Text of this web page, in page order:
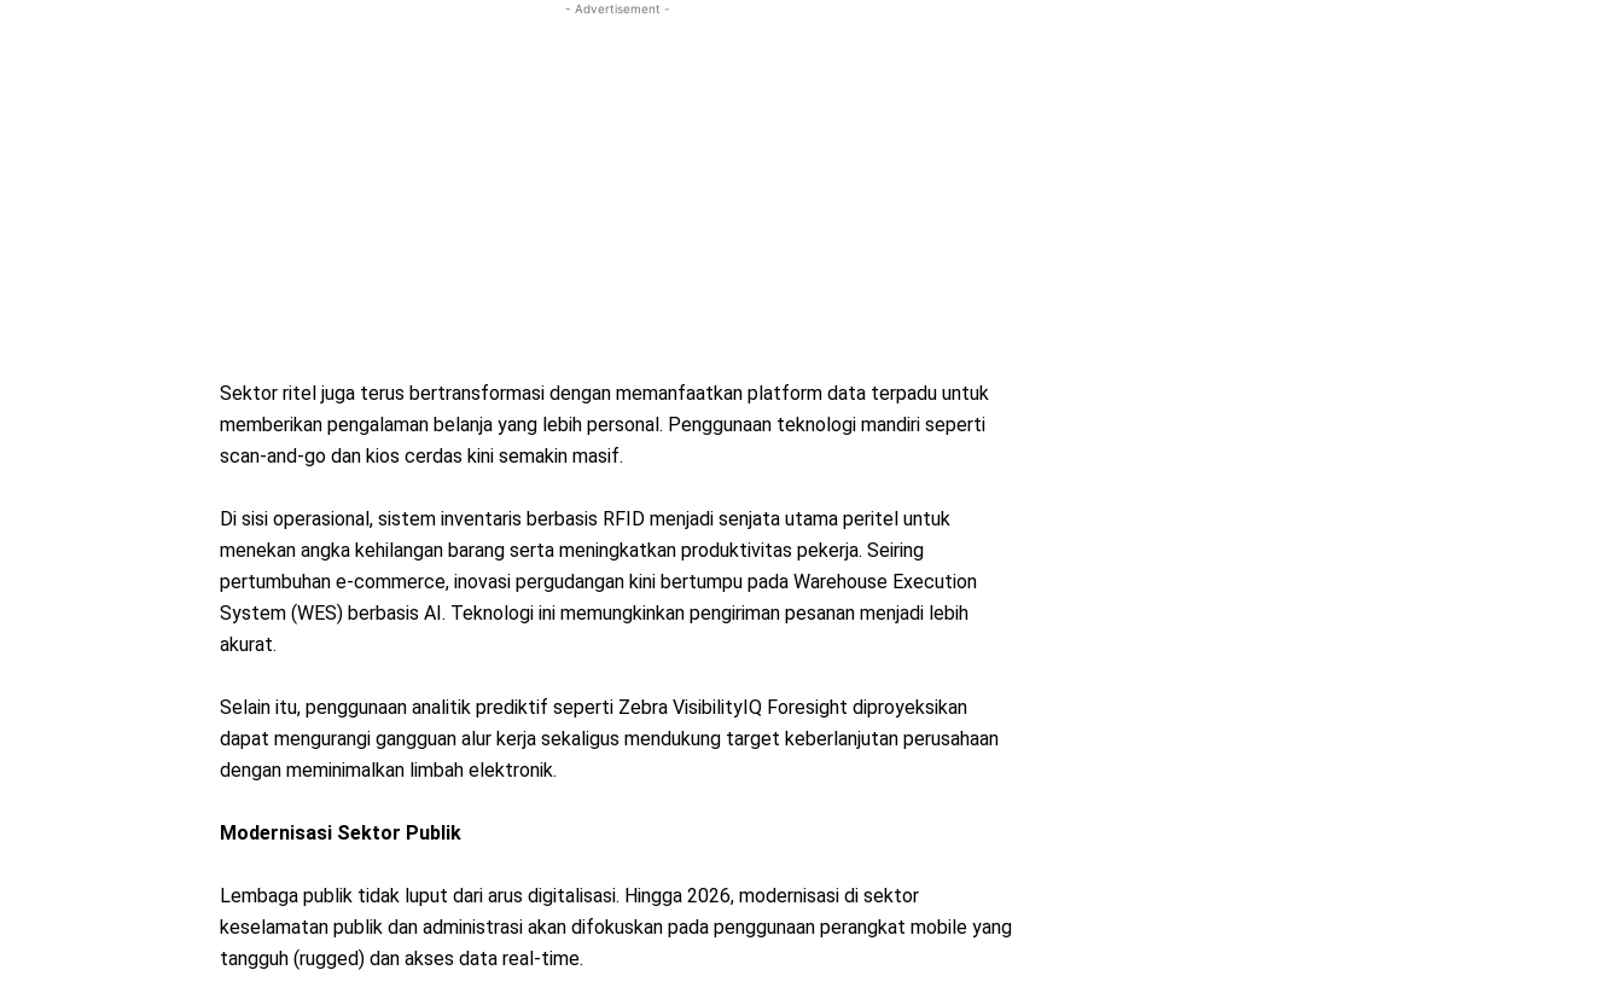
- Advertisement -
Sektor ritel juga terus bertransformasi dengan memanfaatkan platform data terpadu untuk
memberikan pengalaman belanja yang lebih personal. Penggunaan teknologi mandiri seperti
scan-and-go dan kios cerdas kini semakin masif.
Di sisi operasional, sistem inventaris berbasis RFID menjadi senjata utama peritel untuk
menekan angka kehilangan barang serta meningkatkan produktivitas pekerja. Seiring
pertumbuhan e-commerce, inovasi pergudangan kini bertumpu pada Warehouse Execution
System (WES) berbasis AI. Teknologi ini memungkinkan pengiriman pesanan menjadi lebih
akurat.
Selain itu, penggunaan analitik prediktif seperti Zebra VisibilityIQ Foresight diproyeksikan
dapat mengurangi gangguan alur kerja sekaligus mendukung target keberlanjutan perusahaan
dengan meminimalkan limbah elektronik.
Modernisasi Sektor Publik
Lembaga publik tidak luput dari arus digitalisasi. Hingga 2026, modernisasi di sektor
keselamatan publik dan administrasi akan difokuskan pada penggunaan perangkat mobile yang
tangguh (rugged) dan akses data real-time.